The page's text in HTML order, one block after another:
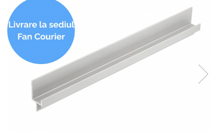
Solutii de curatat & adezivi
Canturi ABS
Alte accesorii mobila
Clesti/ patenti
Surubelnite
Ciocane
Nivela bule/ laser
Alte scule & unelte